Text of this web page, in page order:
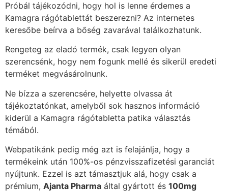
Próbál tájékozódni, hogy hol is lenne érdemes a
Kamagra rágótablettát beszerezni? Az internetes
keresőbe beírva a bőség zavarával találkozhatunk.
Rengeteg az eladó termék, csak legyen olyan
szerencsénk, hogy nem fogunk mellé és sikerül eredeti
terméket megvásárolnunk.
Ne bízza a szerencsére, helyette olvassa át
tájékoztatónkat, amelyből sok hasznos információ
kiderül a Kamagra rágótabletta patika választás
témából.
Webpatikánk pedig még azt is felajánlja, hogy a
termékeink után 100%-os pénzvisszafizetési garanciát
nyújtunk. Ezzel is azt támasztjuk alá, hogy csak a
prémium, Ajanta Pharma által gyártott és 100mg